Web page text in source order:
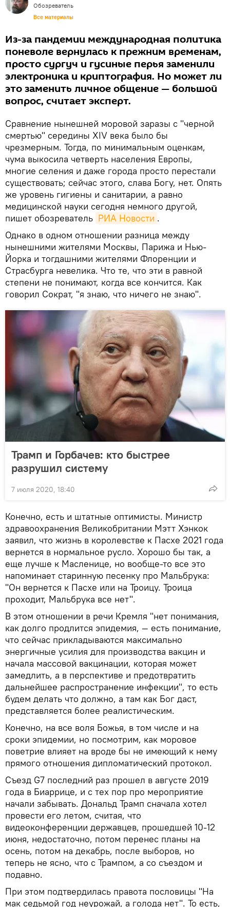
Обозреватель
Все материалы
Из-за пандемии международная политика
поневоле вернулась к прежним временам,
просто сургуч и гусиные перья заменили
электроника и криптография. Но может ли
это заменить личное общение — большой
вопрос, считает эксперт.
Сравнение нынешней моровой заразы с "черной
смертью" середины XIV века было бы
чрезмерным. Тогда, по минимальным оценкам,
чума выкосила четверть населения Европы,
многие селения и даже города просто перестали
существовать; сейчас этого, слава Богу, нет. Опять
же уровень гигиены и санитарии, а равно
медицинской науки сегодня немного другой,
пишет обозреватель РИА Новости .
Однако в одном отношении разница между
нынешними жителями Москвы, Парижа и Нью-
Йорка и тогдашними жителями Флоренции и
Страсбурга невелика. Что те, что эти в равной
степени не понимают, когда все кончится. Как
говорил Сократ, "я знаю, что ничего не знаю".
Трамп и Горбачев: кто быстрее
разрушил систему
7 июля 2020, 18:40
Конечно, есть и штатные оптимисты. Министр
здравоохранения Великобритании Мэтт Хэнкок
заявил, что жизнь в королевстве к Пасхе 2021 года
вернется в нормальное русло. Хорошо бы так, а
еще лучше к Масленице, но вообще-то все это
напоминает старинную песенку про Мальбрука:
"Он вернется к Пасхе или на Троицу. Троица
проходит, Мальбрука все нет".
В этом отношении в речи Кремля "нет понимания,
как долго продлится эпидемия, — есть понимание,
что сейчас прикладываются максимально
энергичные усилия для производства вакцин и
начала массовой вакцинации, которая может
замедлить, а в перспективе и предотвратить
дальнейшее распространение инфекции", то есть
будем делать что должно, а там как Бог даст,
представляется более реалистическим.
Конечно, на все воля Божья, в том числе и на
сроки эпидемии, но посмотрим, как моровое
поветрие влияет на вроде бы не имеющий к нему
прямого отношения дипломатический протокол.
Съезд G7 последний раз прошел в августе 2019
года в Биаррице, и с тех пор про мероприятие
начали забывать. Дональд Трамп сначала хотел
провести его летом, считая, что
видеоконференции державцев, прошедшей 10-12
июня, недостаточно, потом перенес планы на
осень, потом на декабрь, после выборов, но
теперь не ясно, что с Трампом, а со съездом и
подавно.
При этом подтвердилась правота пословицы "На
мак седьмой год неурожай, а голода нет". То есть,